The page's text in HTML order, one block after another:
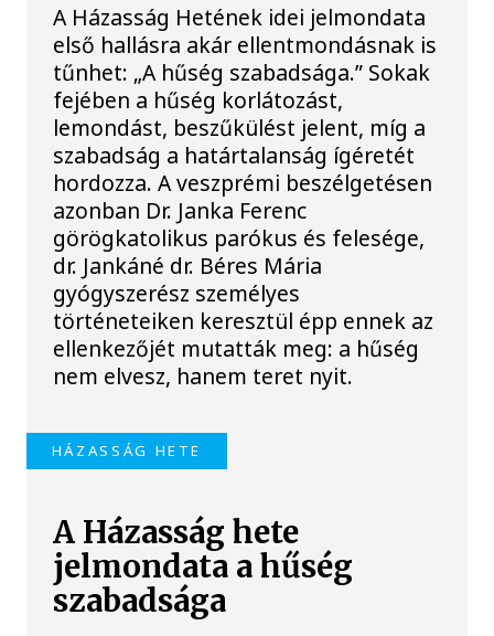
A Házasság Hetének idei jelmondata
első hallásra akár ellentmondásnak is
tűnhet: „A hűség szabadsága.” Sokak
fejében a hűség korlátozást,
lemondást, beszűkülést jelent, míg a
szabadság a határtalanság ígéretét
hordozza. A veszprémi beszélgetésen
azonban Dr. Janka Ferenc
görögkatolikus parókus és felesége,
dr. Jankáné dr. Béres Mária
gyógyszerész személyes
történeteiken keresztül épp ennek az
ellenkezőjét mutatták meg: a hűség
nem elvesz, hanem teret nyit.
HÁZASSÁG HETE
A Házasság hete
jelmondata a hűség
szabadsága